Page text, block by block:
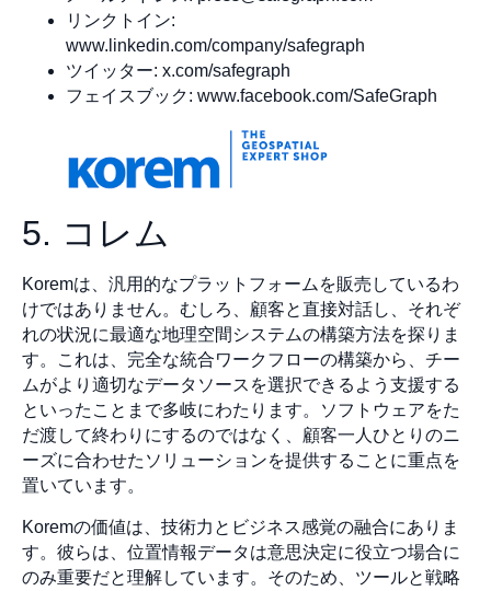
リンクトイン:
www.linkedin.com/company/safegraph
ツイッター: x.com/safegraph
フェイスブック: www.facebook.com/SafeGraph
5. コレム
Koremは、汎用的なプラットフォームを販売しているわ
けではありません。むしろ、顧客と直接対話し、それぞ
れの状況に最適な地理空間システムの構築方法を探りま
す。これは、完全な統合ワークフローの構築から、チー
ムがより適切なデータソースを選択できるよう支援する
といったことまで多岐にわたります。ソフトウェアをた
だ渡して終わりにするのではなく、顧客一人ひとりのニ
ーズに合わせたソリューションを提供することに重点を
置いています。
Koremの価値は、技術力とビジネス感覚の融合にありま
す。彼らは、位置情報データは意思決定に役立つ場合に
のみ重要だと理解しています。そのため、ツールと戦略